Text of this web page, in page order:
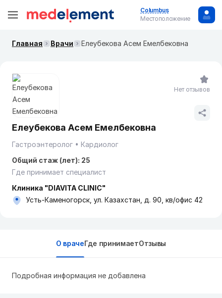
Columbus
Местоположение
Главная Врачи Елеубекова Асем Емелбековна
Елеубекова Асем Емелбековна
Гастроэнтеролог
Кардиолог
Общий стаж (лет): 25
Где принимает специалист
Клиника "DIAVITA CLINIC"
Усть-Каменогорск, ул. Казахстан, д. 90, кв/офис 42
Нет отзывов
О врачеГде принимаетОтзывы
Подробная информация не добавлена